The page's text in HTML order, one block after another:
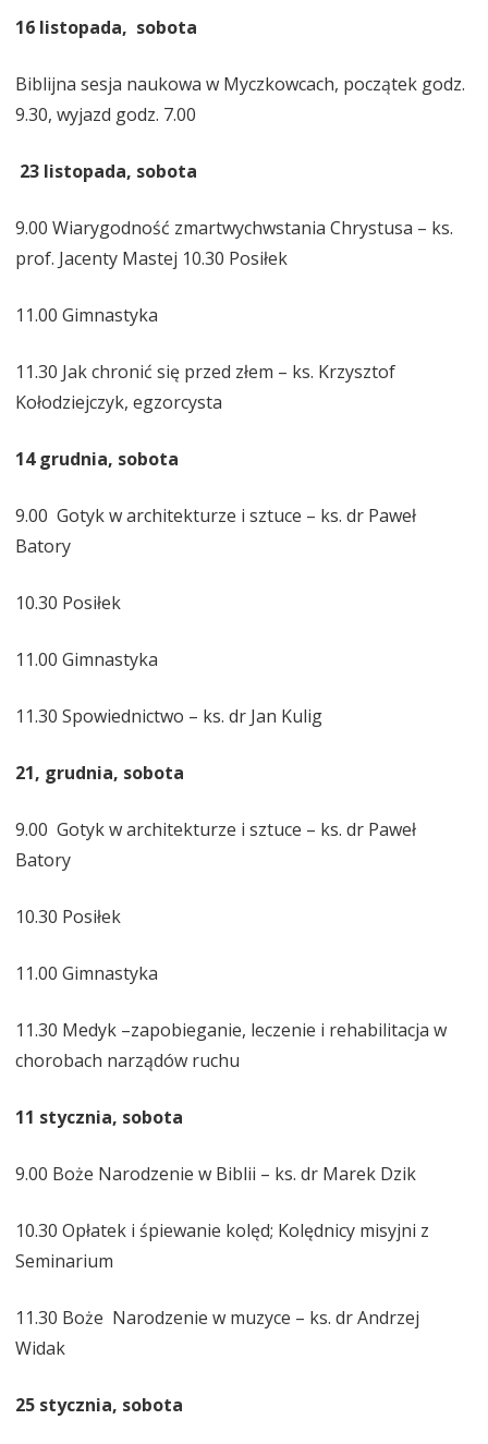
16 listopada, sobota
Biblijna sesja naukowa w Myczkowcach, początek godz.
9.30, wyjazd godz. 7.00
23 listopada, sobota
9.00 Wiarygodność zmartwychwstania Chrystusa – ks.
prof. Jacenty Mastej 10.30 Posiłek
11.00 Gimnastyka
11.30 Jak chronić się przed złem – ks. Krzysztof
Kołodziejczyk, egzorcysta
14 grudnia, sobota
9.00 Gotyk w architekturze i sztuce – ks. dr Paweł
Batory
10.30 Posiłek
11.00 Gimnastyka
11.30 Spowiednictwo – ks. dr Jan Kulig
21, grudnia, sobota
9.00 Gotyk w architekturze i sztuce – ks. dr Paweł
Batory
10.30 Posiłek
11.00 Gimnastyka
11.30 Medyk –zapobieganie, leczenie i rehabilitacja w
chorobach narządów ruchu
11 stycznia, sobota
9.00 Boże Narodzenie w Biblii – ks. dr Marek Dzik
10.30 Opłatek i śpiewanie kolęd; Kolędnicy misyjni z
Seminarium
11.30 Boże Narodzenie w muzyce – ks. dr Andrzej
Widak
25 stycznia, sobota